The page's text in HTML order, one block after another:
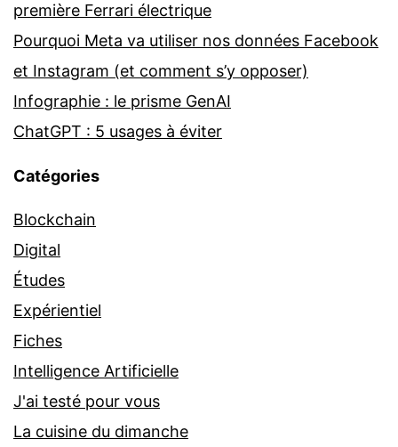
première Ferrari électrique
Pourquoi Meta va utiliser nos données Facebook
et Instagram (et comment s’y opposer)
Infographie : le prisme GenAI
ChatGPT : 5 usages à éviter
Catégories
Blockchain
Digital
Études
Expérientiel
Fiches
Intelligence Artificielle
J'ai testé pour vous
La cuisine du dimanche